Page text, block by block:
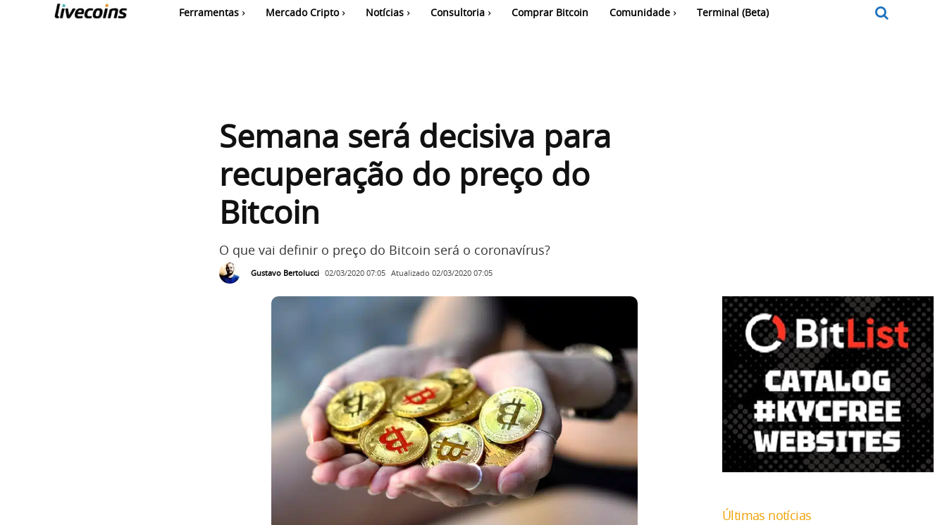
Ferramentas Mercado Cripto Notícias Consultoria Comprar Bitcoin Comunidade Terminal (Beta)
Semana será decisiva para
recuperação do preço do
Bitcoin
O que vai definir o preço do Bitcoin será o coronavírus?
Gustavo Bertolucci 02/03/2020 07:05 Atualizado 02/03/2020 07:05
Últimas notícias